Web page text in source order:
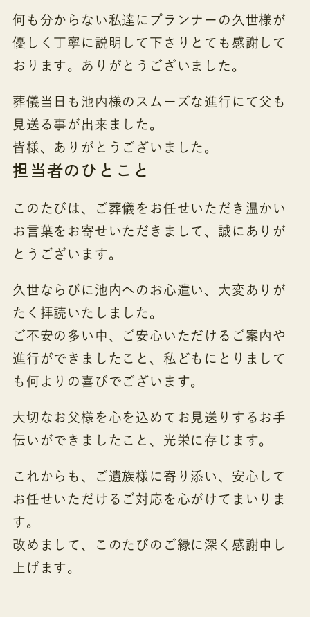
何も分からない私達にプランナーの久世様が
優しく丁寧に説明して下さりとても感謝して
おります。ありがとうございました。
葬儀当日も池内様のスムーズな進行にて父も
見送る事が出来ました。
皆様、ありがとうございました。
担当者のひとこと
このたびは、ご葬儀をお任せいただき温かい
お言葉をお寄せいただきまして、誠にありが
とうございます。
久世ならびに池内へのお心遣い、大変ありが
たく拝読いたしました。
ご不安の多い中、ご安心いただけるご案内や
進行ができましたこと、私どもにとりまして
も何よりの喜びでございます。
大切なお父様を心を込めてお見送りするお手
伝いができましたこと、光栄に存じます。
これからも、ご遺族様に寄り添い、安心して
お任せいただけるご対応を心がけてまいりま
す。
改めまして、このたびのご縁に深く感謝申し
上げます。